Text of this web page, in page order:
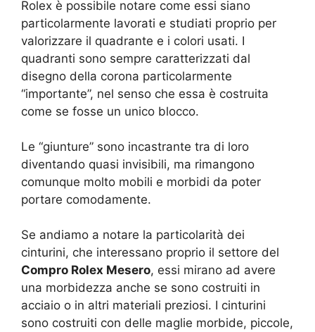
Rolex è possibile notare come essi siano
particolarmente lavorati e studiati proprio per
valorizzare il quadrante e i colori usati. I
quadranti sono sempre caratterizzati dal
disegno della corona particolarmente
“importante”, nel senso che essa è costruita
come se fosse un unico blocco.
Le “giunture” sono incastrante tra di loro
diventando quasi invisibili, ma rimangono
comunque molto mobili e morbidi da poter
portare comodamente.
Se andiamo a notare la particolarità dei
cinturini, che interessano proprio il settore del
Compro Rolex Mesero, essi mirano ad avere
una morbidezza anche se sono costruiti in
acciaio o in altri materiali preziosi. I cinturini
sono costruiti con delle maglie morbide, piccole,